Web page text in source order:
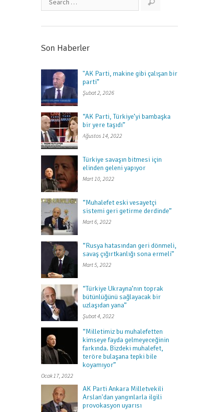
Son Haberler
"AK Parti, makine gibi çalışan bir
parti”
Şubat 2, 2026
“AK Parti, Türkiye’yi bambaşka
bir yere taşıdı”
Ağustos 14, 2022
Türkiye savaşın bitmesi için
elinden geleni yapıyor
Mart 10, 2022
“Muhalefet eski vesayetçi
sistemi geri getirme derdinde”
Mart 6, 2022
“Rusya hatasından geri dönmeli,
savaş çığırtkanlığı sona ermeli”
Mart 5, 2022
“Türkiye Ukrayna’nın toprak
bütünlüğünü sağlayacak bir
uzlaşıdan yana”
Şubat 4, 2022
“Milletimiz bu muhalefetten
kimseye fayda gelmeyeceğinin
farkında. Bizdeki muhalefet,
teröre bulaşana tepki bile
koyamıyor”
Ocak 17, 2022
AK Parti Ankara Milletvekili
Arslan'dan yangınlarla ilgili
provokasyon uyarısı